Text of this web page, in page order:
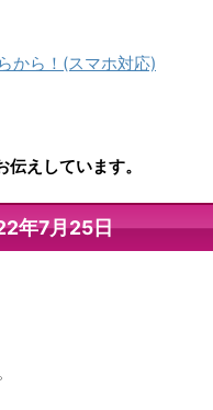
から！(スマホ対応)
伝えしています。
年7月25日